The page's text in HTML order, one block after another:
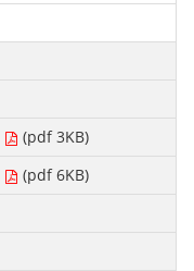
(pdf 3KB)
(pdf 6KB)